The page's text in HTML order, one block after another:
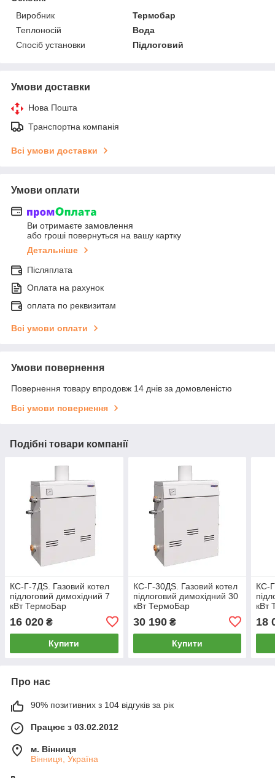
Виробник
Термобар
Теплоносій
Вода
Спосіб установки
Підлоговий
Умови доставки
Нова Пошта
Транспортна компанія
Всі умови доставки
Умови оплати
Ви отримаєте замовлення
або гроші повернуться на вашу картку
Детальніше
Післяплата
Оплата на рахунок
оплата по реквизитам
Всі умови оплати
Умови повернення
Повернення товару впродовж 14 днів за домовленістю
Всі умови повернення
Подібні товари компанії
КС-Г-7ДS. Газовий котел
підлоговий димохідний 7
кВт ТермоБар
16 020 ₴
Купити
КС-Г-30ДS. Газовий котел
підлоговий димохідний 30
кВт ТермоБар
30 190₴
Купити
КС-
кВт
18
Про нас
90% позитивних з 104 відгуків за рік
Працює з 03.02.2012
м. Вінниця
Вінниця, Україна